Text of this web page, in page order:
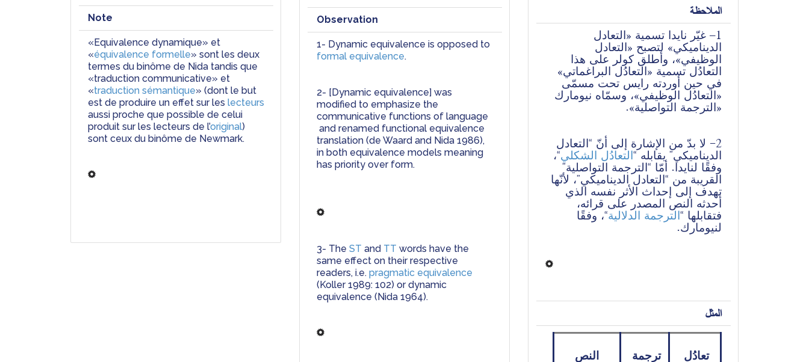
Note
«Equivalence dynamique» et
«équivalence formelle» sont les deux
termes du binôme de Nida tandis que
«traduction communicative» et
«traduction sémantique» (dont le but
est de produire un effet sur les lecteurs
aussi proche que possible de celui
produit sur les lecteurs de l’original)
sont ceux du binôme de Newmark.
Observation
1- Dynamic equivalence
formal equivalence.
2- [Dynamic equivalence] was
modified to emphasize the
communicative functions of language
and renamed functional equivalence
translation (de Waard and Nida 1986),
in both equivalence models meaning
has priority over form.
3- The ST and TT words have the
same effect on their respective
readers, i.e. pragmatic equivalence
(Koller 1989: 102) or dynamic
equivalence (Nida 1964).
الملاحظة
1
«الترجمة التواصلية».
الديناميكي” يقابله “التعادُل الشكلي
فتقابلها “الترجمة الدلالية
لنيومارك.
المثل